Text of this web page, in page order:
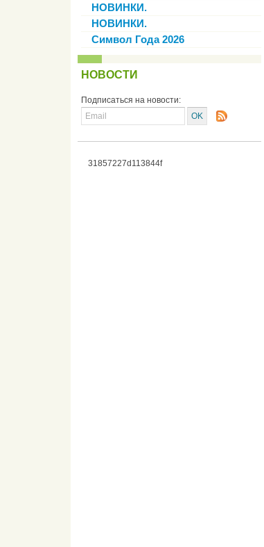
НОВИНКИ.
НОВИНКИ.
Символ Года 2026
НОВОСТИ
Подписаться на новости:
31857227d113844f